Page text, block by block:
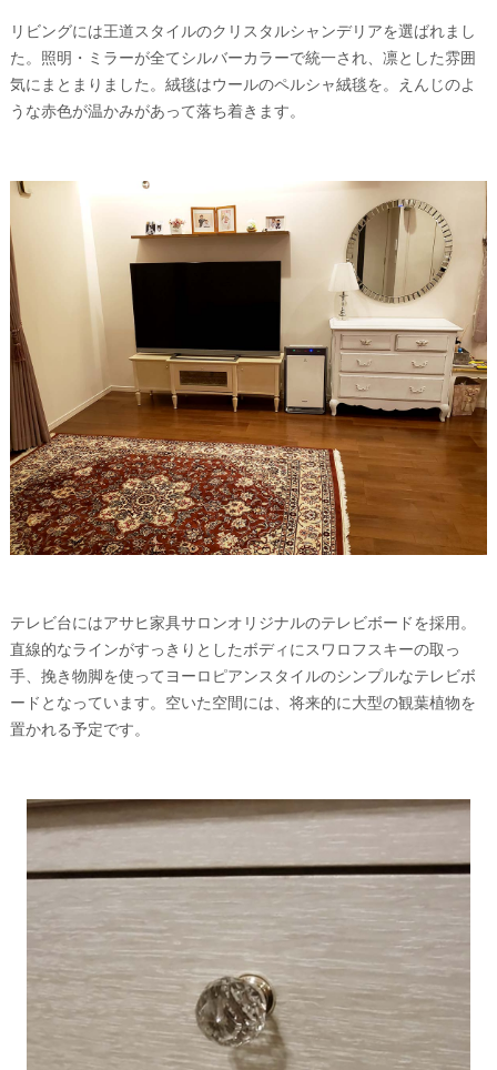
リビングには王道スタイルのクリスタルシャンデリアを選ばれまし
た。照明・ミラーが全てシルバーカラーで統一され、凛とした雰囲
気にまとまりました。絨毯はウールのペルシャ絨毯を。えんじのよ
うな赤色が温かみがあって落ち着きます。
テレビ台にはアサヒ家具サロンオリジナルのテレビボードを採用。
直線的なラインがすっきりとしたボディにスワロフスキーの取っ
手、挽き物脚を使ってヨーロピアンスタイルのシンプルなテレビボ
ードとなっています。空いた空間には、将来的に大型の観葉植物を
置かれる予定です。